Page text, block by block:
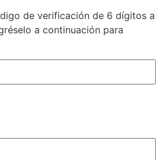
de verificación de 6 dígitos a
a continuación para